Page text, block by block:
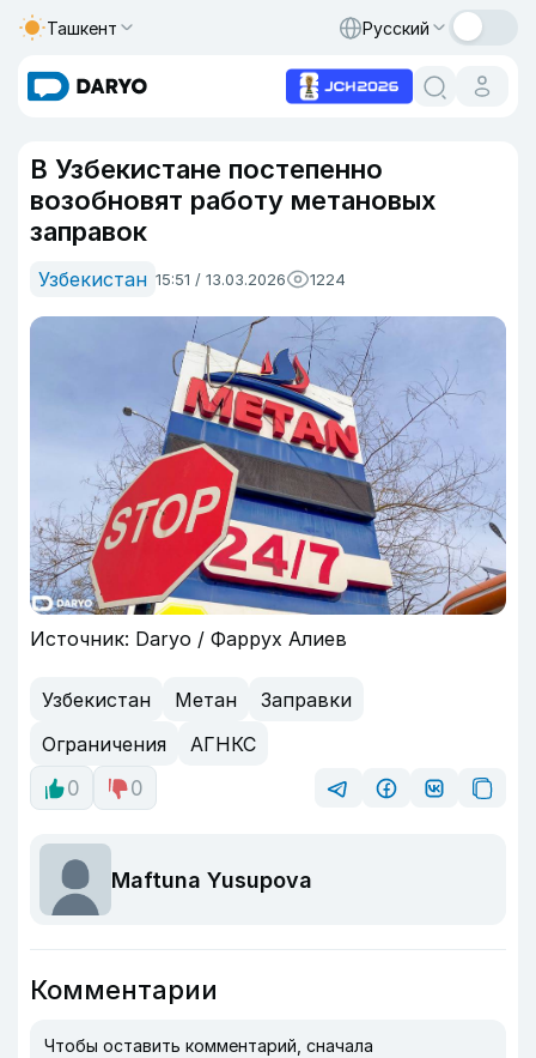
Ташкент Русский
В Узбекистане постепенно
возобновят работу метановых
заправок
Узбекистан 15:51 / 13.03.2026 1224
Источник: Daryo / Фаррух Алиев
Узбекистан Метан
Заправки
Ограничения
АГНКС
0
0
Maftuna Yusupova
Комментарии
Чтобы оставить комментарий, сначала